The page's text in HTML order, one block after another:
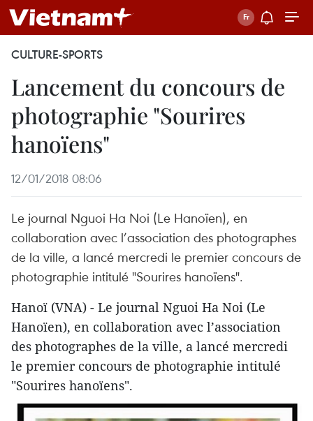
CULTURE-SPORTS
Lancement du concours de
photographie ​"Sourires
hanoïens​"
12/01/2018 08:06
Le journal Nguoi Ha Noi (Le Hanoïen), en
collaboration avec l’association des photographes
de la ville, a lancé mercredi le premier concours de
photographie intitulé ​"Sourires hanoïens".
​Hanoï (VNA) - Le journal Nguoi Ha Noi (Le
Hanoïen), en collaboration avec l’association
des photographes de la ville, a lancé mercredi
le premier concours de photographie intitulé ​
"Sourires hanoïens".